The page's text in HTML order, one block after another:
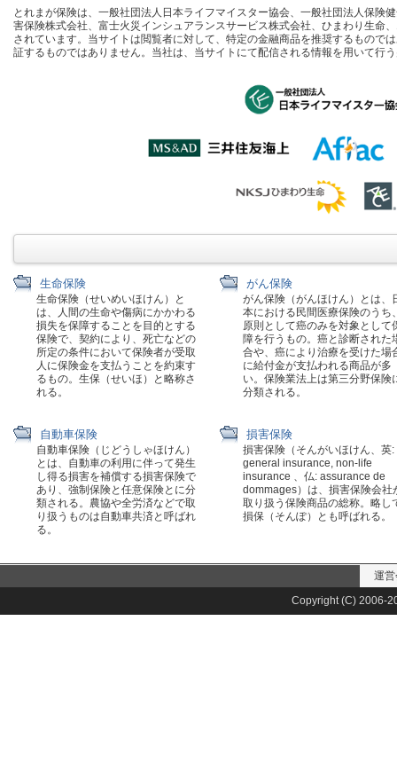
とれまが保険は、一般社団法人日本ライフマイスター協会、一般社団法人保
害保険株式会社、富士火災インシュアランスサービス株式会社、ひまわり生命
されています。当サイトは閲覧者に対して、特定の金融商品を推奨するもので
証するものではありません。当社は、当サイトにて配信される情報を用いて行
生命保険
生命保険（せいめいほけん）と
は、人間の生命や傷病にかかわる
損失を保障することを目的とする
保険で、契約により、死亡などの
所定の条件において保険者が受取
人に保険金を支払うことを約束す
るもの。生保（せいほ）と略称さ
れる。
がん保険
がん保険（がんほけん）とは、
本における民間医療保険のうち
原則として癌のみを対象として
障を行うもの。癌と診断された
合や、癌により治療を受けた場
に給付金が支払われる商品が多
い。保険業法上は第三分野保険
分類される。
自動車保険
自動車保険（じどうしゃほけん）
とは、自動車の利用に伴って発生
し得る損害を補償する損害保険で
あり、強制保険と任意保険とに分
類される。農協や全労済などで取
り扱うものは自動車共済と呼ばれ
る。
損害保険
損害保険（そんがいほけん、英:
general insurance, non-life
insurance 、仏: assurance de
dommages）は、損害保険会社
取り扱う保険商品の総称。略し
損保（そんぽ）とも呼ばれる。
運
Copyright (C) 2006-